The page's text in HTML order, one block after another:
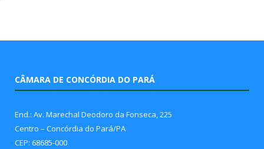
CÂMARA DE CONCÓRDIA DO PARÁ
End.: Av. Marechal Deodoro da Fonseca, 225
Centro – Concórdia do Pará/PA
CEP: 68685-000